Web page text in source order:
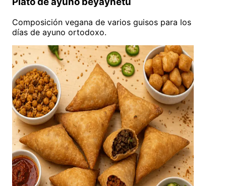
Composición vegana de varios guisos para los
días de ayuno ortodoxo.